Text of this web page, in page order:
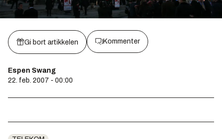
Gi bort artikkelen Kommenter
Espen Swang
22. feb. 2007 - 00:00